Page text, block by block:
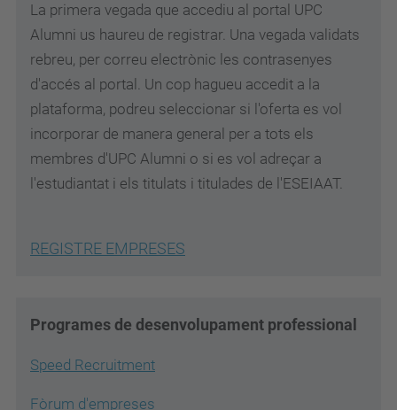
La primera vegada que accediu al portal UPC
Alumni us haureu de registrar. Una vegada validats
rebreu, per correu electrònic les contrasenyes
d'accés al portal. Un cop hagueu accedit a la
plataforma, podreu seleccionar si l'oferta es vol
incorporar de manera general per a tots els
membres d'UPC Alumni o si es vol adreçar a
l'estudiantat i els titulats i titulades de l'ESEIAAT.
REGISTRE EMPRESES
Programes de desenvolupament professional
Speed Recruitment
Fòrum d'empreses